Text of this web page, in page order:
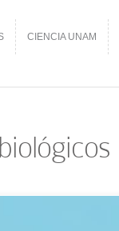
CIENCIA UNAM